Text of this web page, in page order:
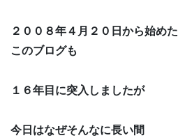
２００８年４月２０日から始めた
このブログも
１６年目に突入しましたが
今日はなぜそんなに長い間